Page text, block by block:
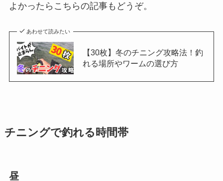
よかったらこちらの記事もどうぞ。
あわせて読みたい
【30枚】冬のチニング攻略法！釣
れる場所やワームの選び方
チニングで釣れる時間帯
昼